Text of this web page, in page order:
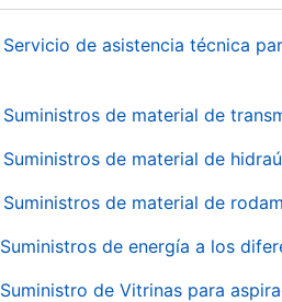
Servicio de asistencia técnica
Suministros de material de
Suministros de material de
Suministros de material de
Suministros de energía a los
Suministro de Vitrinas para